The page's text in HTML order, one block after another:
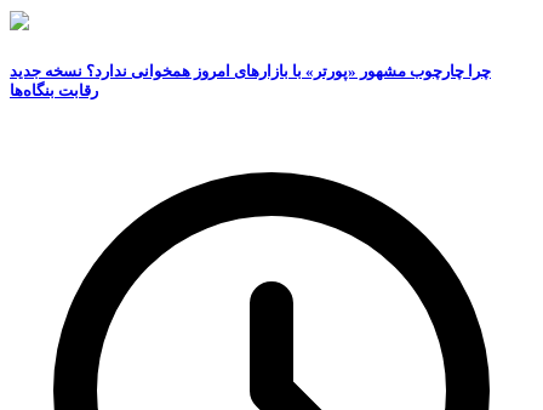
چرا چارچوب مشهور «پورتر» با بازارهای امروز همخوانی ندارد؟ نسخه جدید
رقابت‌ بنگاه‌ها